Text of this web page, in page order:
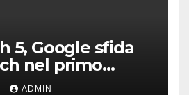
5, Google sfida
nel primo
un orologio”
ADMIN